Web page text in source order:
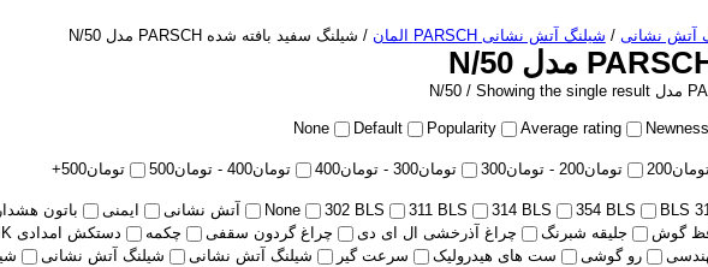
آتش نشانی / شیلنگ آتش نشانی PARSCH المان / شیلنگ سفید بافته شده PARSCH مدل N/50
/ Showing the single result
None
Default Popularity Average rating Newness
200 تومان200
-تومان300 تومان300
-تومان400 تومان400
-تومان500 تومان500
+
None
302 BLS 311 BLS 314 BLS 354 BLS BLS آتش نشانی ایمنی باتون
گوش جلیقه شبرنگ چراغ آذرخشی ال ای دی چراغ گردون سقفی چکمه دستکش امدادی HOLIK مدل PENELOPE
رو گوشی ست های هیدرولیک سرعت گیر شیلنگ آتش نشانی شیلنگ آتش نشانی